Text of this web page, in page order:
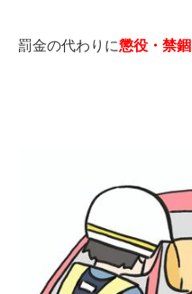
罰金の代わりに懲役・禁錮